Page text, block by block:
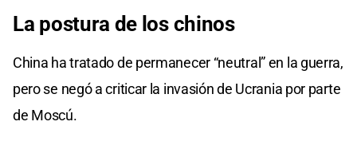
La postura de los chinos
China ha tratado de permanecer “neutral” en la guerra,
pero se negó a criticar la invasión de Ucrania por parte
de Moscú.